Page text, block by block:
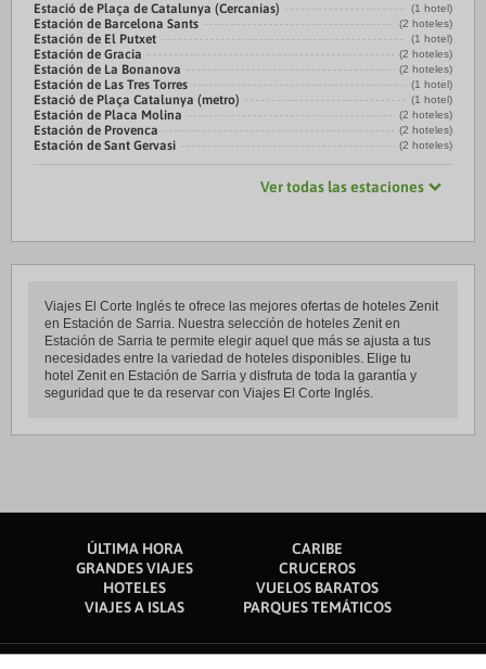
Estació de Plaça de Catalunya (Cercanias) (1 hotel)
Estación de Barcelona Sants (2 hoteles)
Estación de El Putxet (1 hotel)
Estación de Gracia (2 hoteles)
Estación de La Bonanova (2 hoteles)
Estación de Las Tres Torres (1 hotel)
Estació de Plaça Catalunya (metro) (1 hotel)
Estación de Placa Molina (2 hoteles)
Estación de Provenca (2 hoteles)
Estación de Sant Gervasi (2 hoteles)
Ver todas las estaciones
Viajes El Corte Inglés te ofrece las mejores ofertas de hoteles Zenit
en Estación de Sarria. Nuestra selección de hoteles Zenit en
Estación de Sarria te permite elegir aquel que más se ajusta a tus
necesidades entre la variedad de hoteles disponibles. Elige tu
hotel Zenit en Estación de Sarria y disfruta de toda la garantía y
seguridad que te da reservar con Viajes El Corte Inglés.
ÚLTIMA HORA
CARIBE
GRANDES VIAJES
CRUCEROS
HOTELES
VUELOS BARATOS
VIAJES A ISLAS
PARQUES TEMÁTICOS